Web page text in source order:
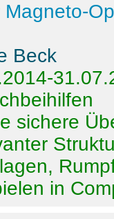
Magneto-
Beck
sichere
in